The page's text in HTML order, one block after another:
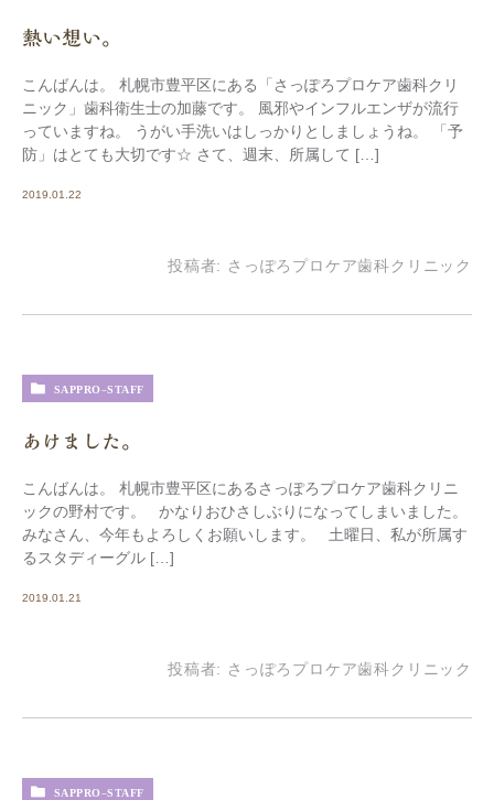
熱い想い。
こんばんは。 札幌市豊平区にある「さっぽろプロケア歯科クリ
ニック」歯科衛生士の加藤です。 風邪やインフルエンザが流行
っていますね。 うがい手洗いはしっかりとしましょうね。 「予
防」はとても大切です☆ さて、週末、所属して […]
2019.01.22
投稿者: さっぽろプロケア歯科クリニック
SAPPRO-STAFF
あけました。
こんばんは。 札幌市豊平区にあるさっぽろプロケア歯科クリニ
ックの野村です。 かなりおひさしぶりになってしまいました。
みなさん、今年もよろしくお願いします。 土曜日、私が所属す
るスタディーグル […]
2019.01.21
投稿者: さっぽろプロケア歯科クリニック
SAPPRO-STAFF